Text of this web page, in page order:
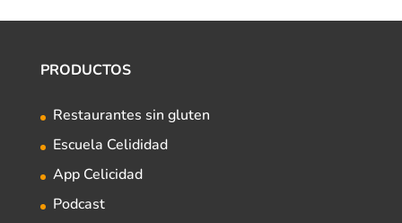
PRODUCTOS
Restaurantes sin gluten
Escuela Celididad
App Celicidad
Podcast